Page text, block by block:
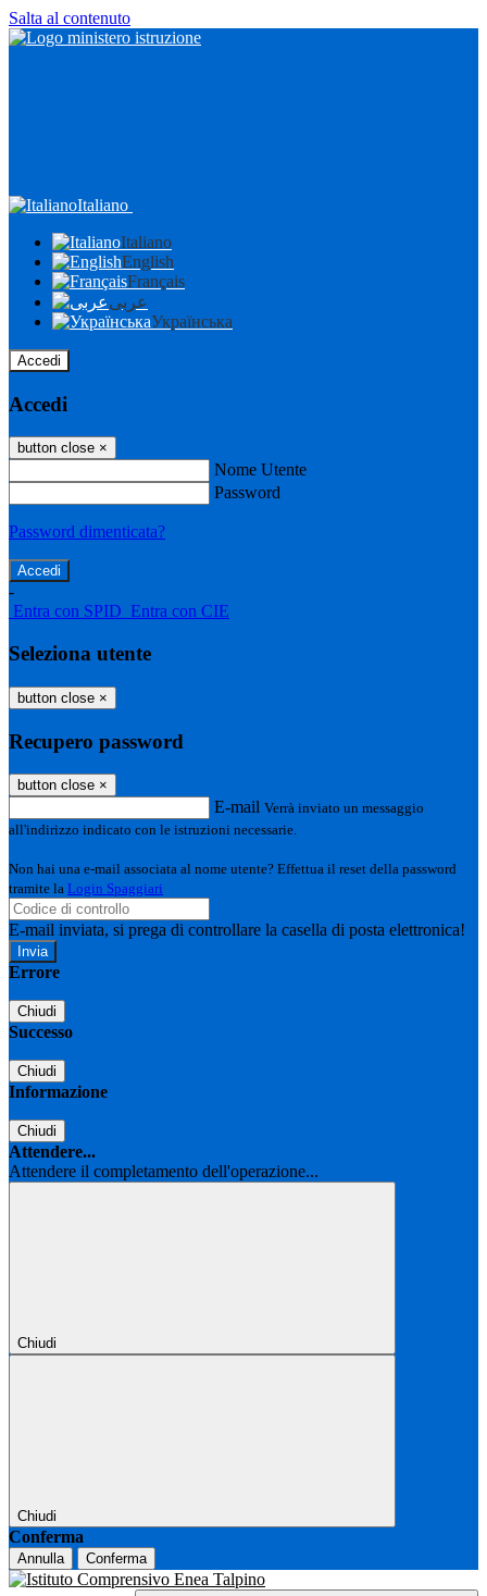
Salta al contenuto
Italiano
Italiano
English
Français
عربى
Українська
Accedi
Accedi
button close ×
Nome Utente
Password
Password dimenticata?
-
Entra con SPID Entra con CIE
Seleziona utente
button close ×
Recupero password
button close ×
E-mail Verrà inviato un messaggio
all'indirizzo indicato con le istruzioni necessarie.
Non hai una e-mail associata al nome utente? Effettua il reset della password
tramite la Login Spaggiari
E-mail inviata, si prega di controllare la casella di posta elettronica!
Errore
Chiudi
Successo
Chiudi
Informazione
Chiudi
Attendere...
Attendere il completamento dell'operazione...
Chiudi
Chiudi
Conferma
Annulla Conferma